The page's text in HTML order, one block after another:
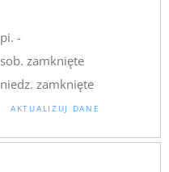
pi. -
sob. zamknięte
niedz. zamknięte
AKTUALIZUJ DANE